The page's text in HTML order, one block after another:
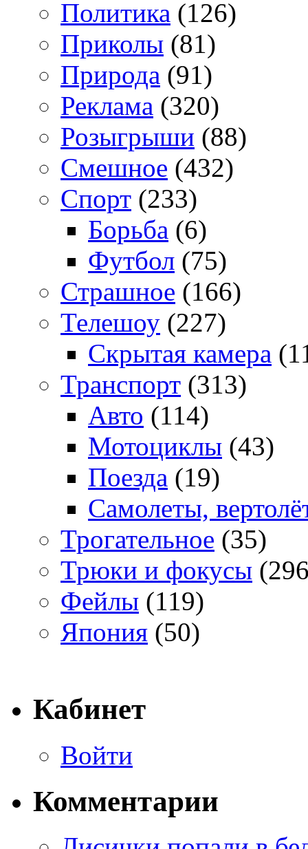
Политика (126)
Приколы (81)
Природа (91)
Реклама (320)
Розыгрыши (88)
Смешное (432)
Спорт (233)
Борьба (6)
Футбол (75)
Страшное (166)
Телешоу (227)
Скрытая камера
Транспорт (313)
Авто (114)
Мотоциклы (43)
Поезда (19)
Самолеты,
Трогательное (35)
Трюки и фокусы
Фейлы (119)
Япония (50)
Кабинет
Войти
Комментарии